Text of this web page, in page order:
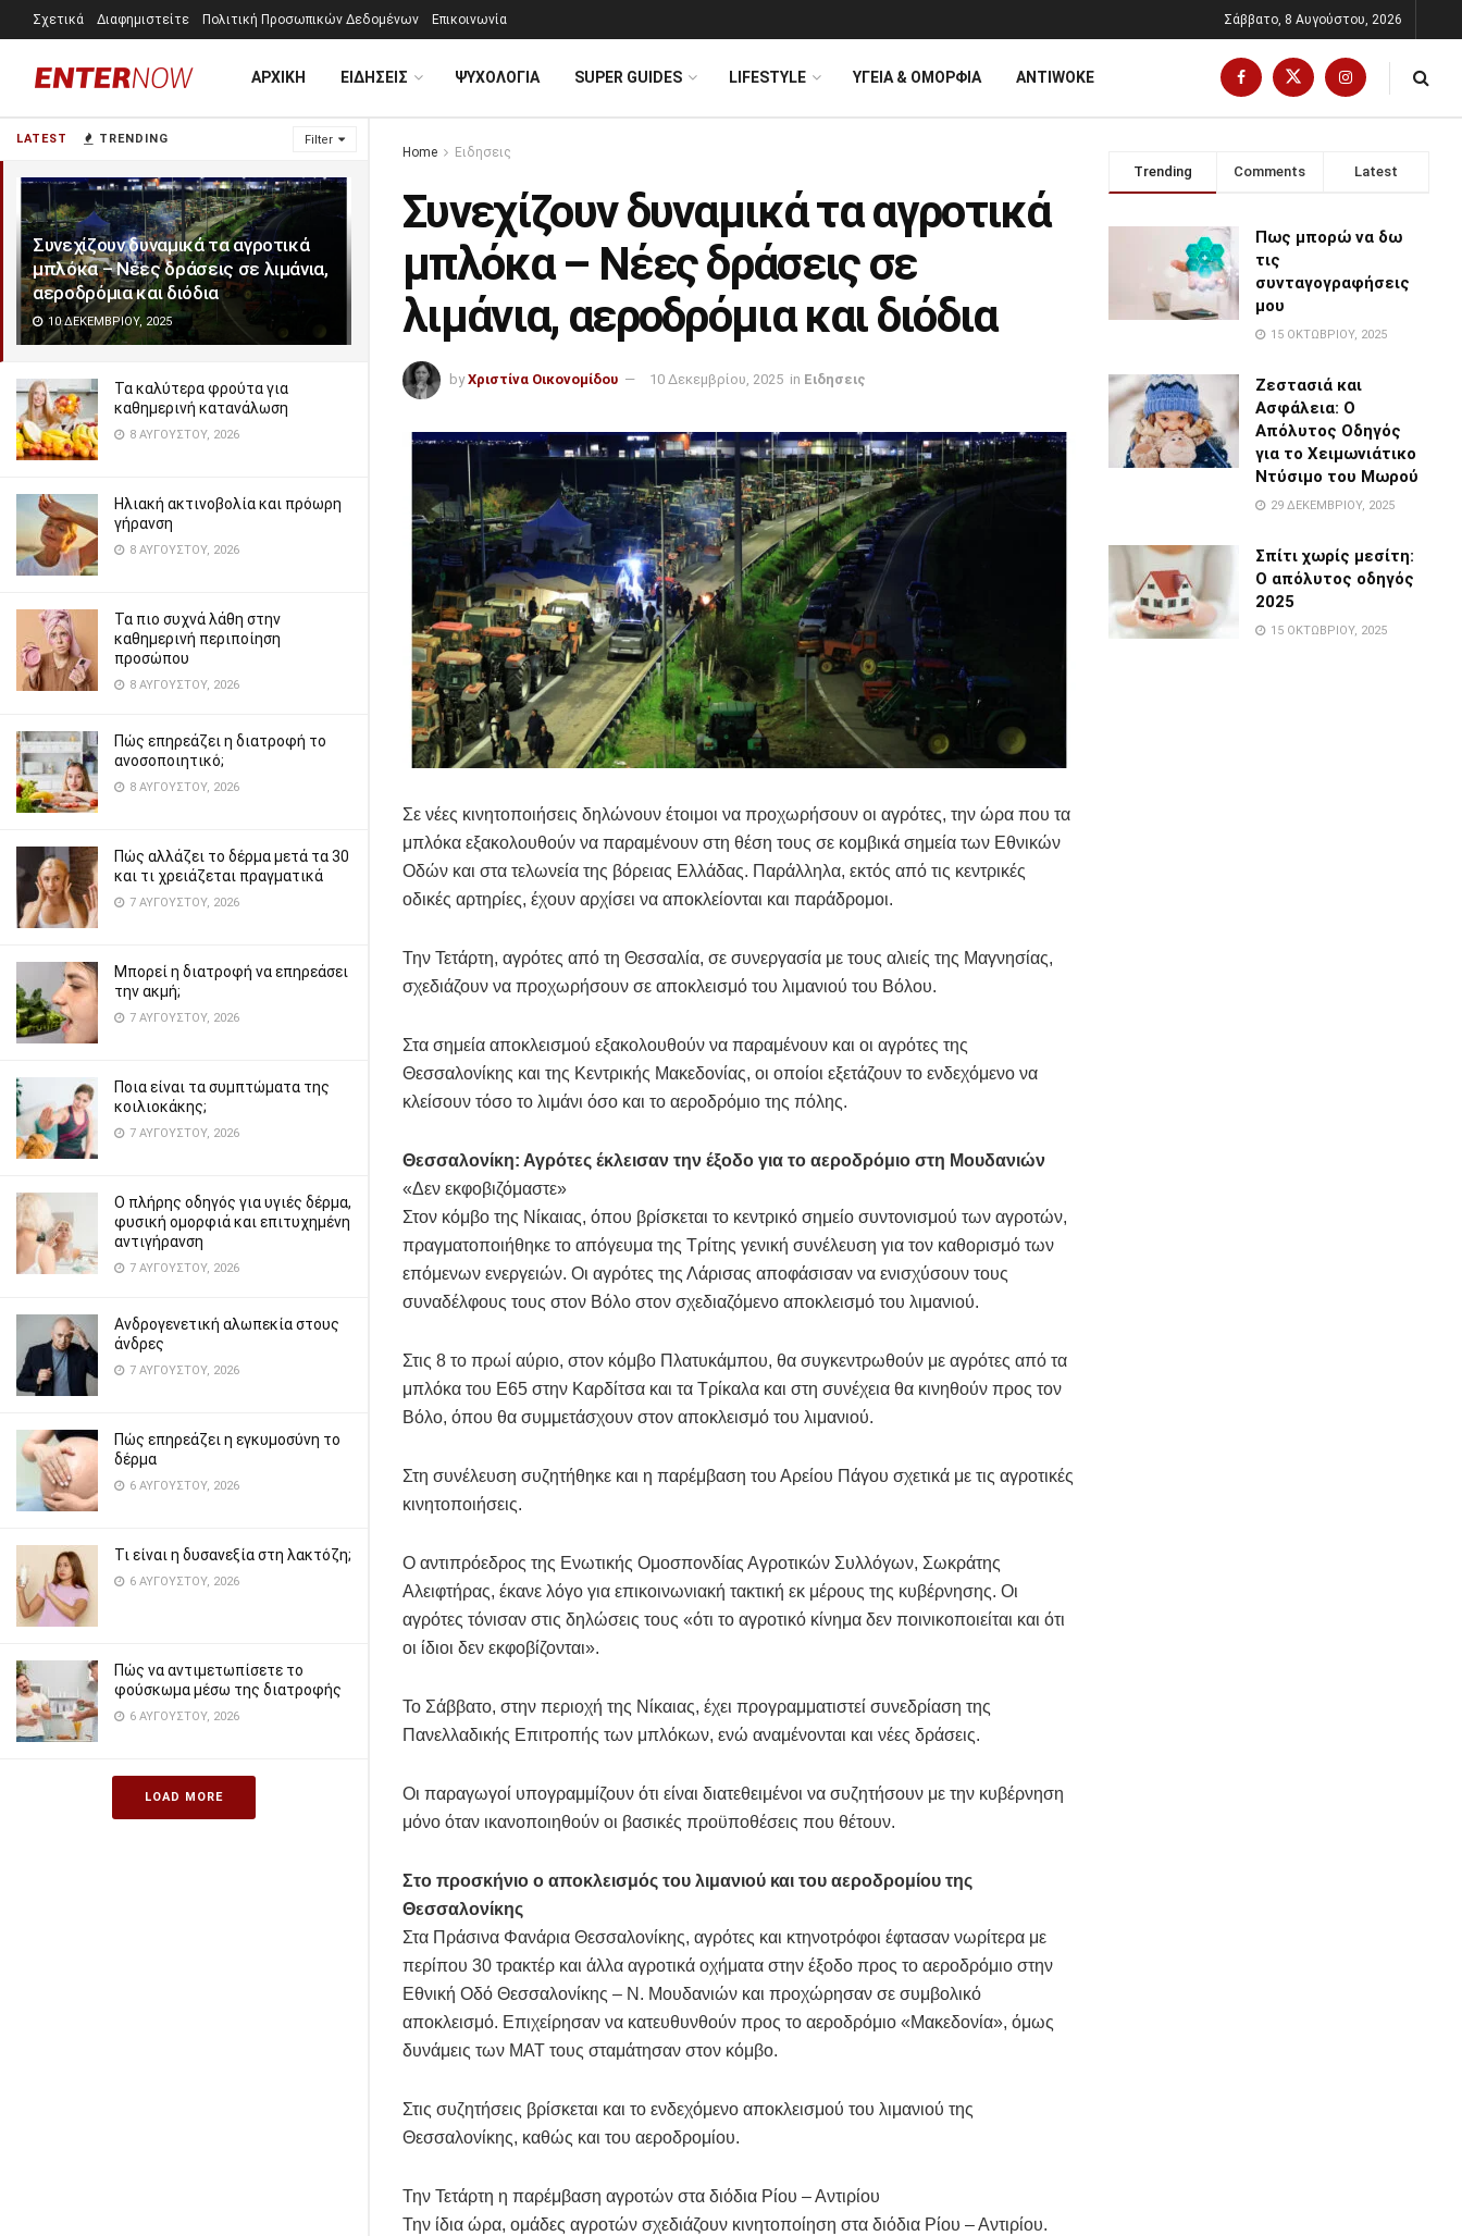
LATEST TRENDING Filter
Συνεχίζουν δυναμικά τα αγροτικά
μπλόκα – Νέες δράσεις σε λιμάνια,
αεροδρόμια και διόδια
10 ΔΕΚΕΜΒΡΊΟΥ, 2025
Τα καλύτερα φρούτα για
καθημερινή κατανάλωση
8 ΑΥΓΟΎΣΤΟΥ, 2026
Ηλιακή ακτινοβολία και πρόωρη
γήρανση
8 ΑΥΓΟΎΣΤΟΥ, 2026
Τα πιο συχνά λάθη στην
καθημερινή περιποίηση
προσώπου
8 ΑΥΓΟΎΣΤΟΥ, 2026
Πώς επηρεάζει η διατροφή το
ανοσοποιητικό;
8 ΑΥΓΟΎΣΤΟΥ, 2026
Πώς αλλάζει το δέρμα μετά τα 30
και τι χρειάζεται πραγματικά
7 ΑΥΓΟΎΣΤΟΥ, 2026
Μπορεί η διατροφή να επηρεάσει
την ακμή;
7 ΑΥΓΟΎΣΤΟΥ, 2026
Ποια είναι τα συμπτώματα της
κοιλιοκάκης;
7 ΑΥΓΟΎΣΤΟΥ, 2026
Ο πλήρης οδηγός για υγιές δέρμα,
φυσική ομορφιά και επιτυχημένη
αντιγήρανση
7 ΑΥΓΟΎΣΤΟΥ, 2026
Ανδρογενετική αλωπεκία στους
άνδρες
7 ΑΥΓΟΎΣΤΟΥ, 2026
Πώς επηρεάζει η εγκυμοσύνη το
δέρμα
6 ΑΥΓΟΎΣΤΟΥ, 2026
Τι είναι η δυσανεξία στη λακτόζη;
6 ΑΥΓΟΎΣΤΟΥ, 2026
Πώς να αντιμετωπίσετε το
φούσκωμα μέσω της διατροφής
6 ΑΥΓΟΎΣΤΟΥ, 2026
LOAD MORE
Σχετικά Διαφημιστείτε Πολιτική Προσωπικών Δεδομένων Επικοινωνία Σάββατο, 8 Αυγούστου, 2026
ΑΡΧΙΚΗ ΕΙΔΗΣΕΙΣ ΨΥΧΟΛΟΓΊΑ SUPER GUIDES LIFESTYLE ΥΓΕΙΑ & ΟΜΟΡΦΙΑ ANTIWOKE
Home Ειδησεις
Συνεχίζουν δυναμικά τα αγροτικά
μπλόκα – Νέες δράσεις σε
λιμάνια, αεροδρόμια και διόδια
by Χριστίνα Οικονομίδου 10 Δεκεμβρίου, 2025 in Ειδησεις
Σε νέες κινητοποιήσεις δηλώνουν έτοιμοι να προχωρήσουν οι αγρότες, την ώρα που τα
μπλόκα εξακολουθούν να παραμένουν στη θέση τους σε κομβικά σημεία των Εθνικών
Οδών και στα τελωνεία της βόρειας Ελλάδας. Παράλληλα, εκτός από τις κεντρικές
οδικές αρτηρίες, έχουν αρχίσει να αποκλείονται και παράδρομοι.
Την Τετάρτη, αγρότες από τη Θεσσαλία, σε συνεργασία με τους αλιείς της Μαγνησίας,
σχεδιάζουν να προχωρήσουν σε αποκλεισμό του λιμανιού του Βόλου.
Στα σημεία αποκλεισμού εξακολουθούν να παραμένουν και οι αγρότες της
Θεσσαλονίκης και της Κεντρικής Μακεδονίας, οι οποίοι εξετάζουν το ενδεχόμενο να
κλείσουν τόσο το λιμάνι όσο και το αεροδρόμιο της πόλης.
Θεσσαλονίκη: Αγρότες έκλεισαν την έξοδο για το αεροδρόμιο στη Μουδανιών
«Δεν εκφοβιζόμαστε»
Στον κόμβο της Νίκαιας, όπου βρίσκεται το κεντρικό σημείο συντονισμού των αγροτών,
πραγματοποιήθηκε το απόγευμα της Τρίτης γενική συνέλευση για τον καθορισμό των
επόμενων ενεργειών. Οι αγρότες της Λάρισας αποφάσισαν να ενισχύσουν τους
συναδέλφους τους στον Βόλο στον σχεδιαζόμενο αποκλεισμό του λιμανιού.
Στις 8 το πρωί αύριο, στον κόμβο Πλατυκάμπου, θα συγκεντρωθούν με αγρότες από τα
μπλόκα του Ε65 στην Καρδίτσα και τα Τρίκαλα και στη συνέχεια θα κινηθούν προς τον
Βόλο, όπου θα συμμετάσχουν στον αποκλεισμό του λιμανιού.
Στη συνέλευση συζητήθηκε και η παρέμβαση του Αρείου Πάγου σχετικά με τις αγροτικές
κινητοποιήσεις.
Ο αντιπρόεδρος της Ενωτικής Ομοσπονδίας Αγροτικών Συλλόγων, Σωκράτης
Αλειφτήρας, έκανε λόγο για επικοινωνιακή τακτική εκ μέρους της κυβέρνησης. Οι
αγρότες τόνισαν στις δηλώσεις τους «ότι το αγροτικό κίνημα δεν ποινικοποιείται και ότι
οι ίδιοι δεν εκφοβίζονται».
Το Σάββατο, στην περιοχή της Νίκαιας, έχει προγραμματιστεί συνεδρίαση της
Πανελλαδικής Επιτροπής των μπλόκων, ενώ αναμένονται και νέες δράσεις.
Οι παραγωγοί υπογραμμίζουν ότι είναι διατεθειμένοι να συζητήσουν με την κυβέρνηση
μόνο όταν ικανοποιηθούν οι βασικές προϋποθέσεις που θέτουν.
Στο προσκήνιο ο αποκλεισμός του λιμανιού και του αεροδρομίου της
Θεσσαλονίκης
Στα Πράσινα Φανάρια Θεσσαλονίκης, αγρότες και κτηνοτρόφοι έφτασαν νωρίτερα με
περίπου 30 τρακτέρ και άλλα αγροτικά οχήματα στην έξοδο προς το αεροδρόμιο στην
Εθνική Οδό Θεσσαλονίκης – Ν. Μουδανιών και προχώρησαν σε συμβολικό
αποκλεισμό. Επιχείρησαν να κατευθυνθούν προς το αεροδρόμιο «Μακεδονία», όμως
δυνάμεις των ΜΑΤ τους σταμάτησαν στον κόμβο.
Στις συζητήσεις βρίσκεται και το ενδεχόμενο αποκλεισμού του λιμανιού της
Θεσσαλονίκης, καθώς και του αεροδρομίου.
Την Τετάρτη η παρέμβαση αγροτών στα διόδια Ρίου – Αντιρίου
Την ίδια ώρα, ομάδες αγροτών σχεδιάζουν κινητοποίηση στα διόδια Ρίου – Αντιρίου.
Trending Comments Latest
Πως μπορώ να δω
τις
συνταγογραφήσεις
μου
15 ΟΚΤΩΒΡΊΟΥ, 2025
Ζεστασιά και
Ασφάλεια: Ο
Απόλυτος Οδηγός
για το Χειμωνιάτικο
Ντύσιμο του Μωρού
29 ΔΕΚΕΜΒΡΊΟΥ, 2025
Σπίτι χωρίς μεσίτη:
Ο απόλυτος οδηγός
2025
15 ΟΚΤΩΒΡΊΟΥ, 2025